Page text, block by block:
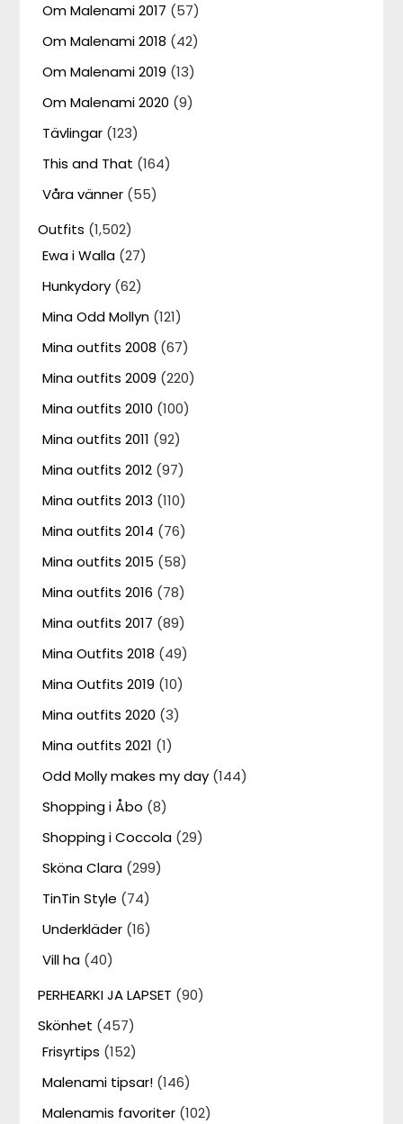
Om Malenami 2017 (57)
Om Malenami 2018 (42)
Om Malenami 2019 (13)
Om Malenami 2020 (9)
Tävlingar (123)
This and That (164)
Våra vänner (55)
Outfits (1,502)
Ewa i Walla (27)
Hunkydory (62)
Mina Odd Mollyn (121)
Mina outfits 2008 (67)
Mina outfits 2009 (220)
Mina outfits 2010 (100)
Mina outfits 2011 (92)
Mina outfits 2012 (97)
Mina outfits 2013 (110)
Mina outfits 2014 (76)
Mina outfits 2015 (58)
Mina outfits 2016 (78)
Mina outfits 2017 (89)
Mina Outfits 2018 (49)
Mina Outfits 2019 (10)
Mina outfits 2020 (3)
Mina outfits 2021 (1)
Odd Molly makes my day (144)
Shopping i Åbo (8)
Shopping i Coccola (29)
Sköna Clara (299)
TinTin Style (74)
Underkläder (16)
Vill ha (40)
PERHEARKI JA LAPSET (90)
Skönhet (457)
Frisyrtips (152)
Malenami tipsar! (146)
Malenamis favoriter (102)